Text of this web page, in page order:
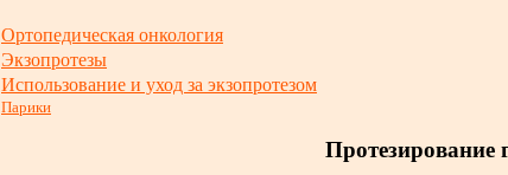
Ортопедическая онкология
Экзопротезы
Использование и уход за экзопротезом
Парики
Протезирование